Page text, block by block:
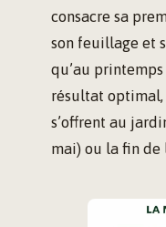
consacre sa
son feuillage et
qu’au
résultat
s’offrent au
mai) ou la fin de